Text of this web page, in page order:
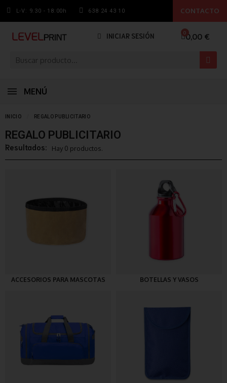
L-V: 9.30 - 18:00h 638 24 43 10 CONTACTO
INICIAR SESIÓN 0,00 €
MENÚ
INICIO REGALO PUBLICITARIO
REGALO PUBLICITARIO
Resultados: Hay 0 productos.
ACCESORIOS PARA MASCOTAS BOTELLAS Y VASOS